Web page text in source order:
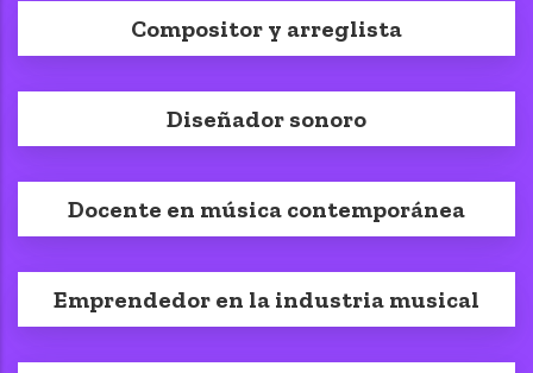
Compositor y arreglista
Diseñador sonoro
Docente en música contemporánea
Emprendedor en la industria musical